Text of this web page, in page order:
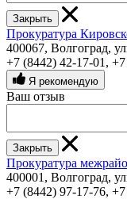
Закрыть
Прокуратура
400067, Волгоград,
+7 (8442) 42-17-01 ,
Я рекомендую
Ваш отзыв
Закрыть
Прокуратура
400001, Волгоград,
+7 (8442) 97-17-76,